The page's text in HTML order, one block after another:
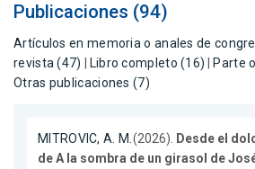
Publicaciones (94)
Artículos en memoria o anales de
revista (47)
Libro completo (16) Parte
Otras publicaciones (7)
MITROVIC, A. M. (2026).
Desde el
de A la sombra de un girasol de